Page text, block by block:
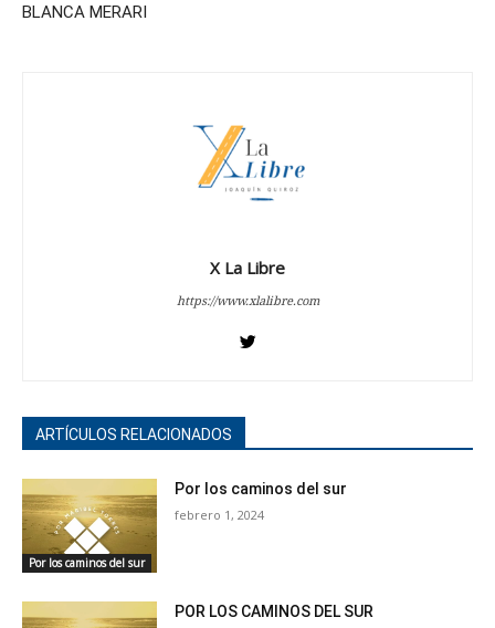
BLANCA MERARI
X La Libre
https://www.xlalibre.com
ARTÍCULOS RELACIONADOS
Por los caminos del sur
Por los caminos del sur
febrero 1, 2024
POR LOS CAMINOS DEL SUR